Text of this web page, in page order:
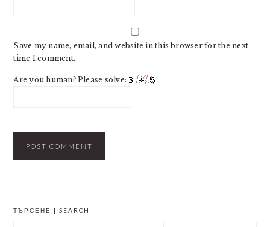
Save my name, email, and website in this browser for the next
time I comment.
Are you human? Please solve:
ТЪРСЕНЕ | SEARCH